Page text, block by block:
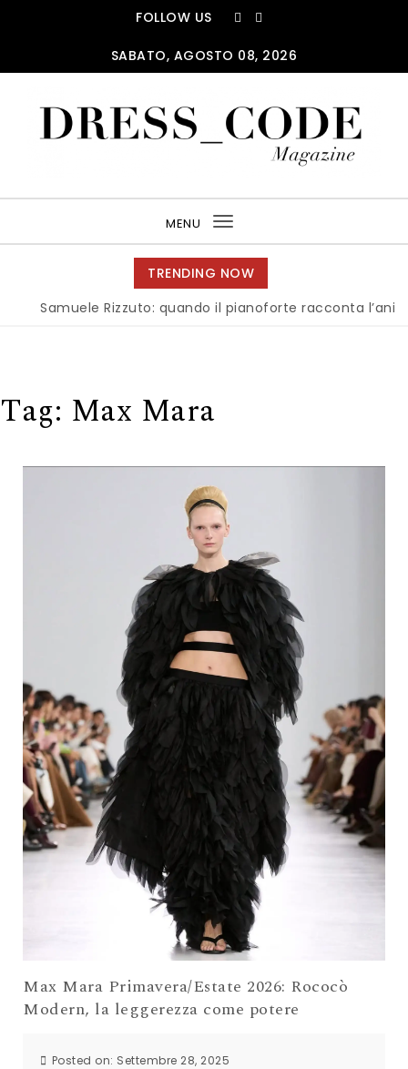
FOLLOW US
SABATO, AGOSTO 08, 2026
MENU
Toggle
navigation
TRENDING NOW
Samuele Rizzuto: quando il pianoforte racconta l’anima
Tag: Max Mara
Max Mara Primavera/Estate 2026: Rococò
Modern, la leggerezza come potere
Posted on: Settembre 28, 2025